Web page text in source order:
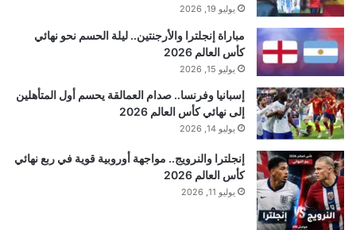
يوليو 19, 2026
مباراة إنجلترا والأرجنتين.. ليلة الحسم نحو نهائي
كأس العالم 2026
يوليو 15, 2026
إسبانيا وفرنسا.. صدام العمالقة يحسم أول المتأهلين
إلى نهائي كأس العالم 2026
يوليو 14, 2026
إنجلترا والنرويج.. مواجهة أوروبية قوية في ربع نهائي
كأس العالم 2026
يوليو 11, 2026